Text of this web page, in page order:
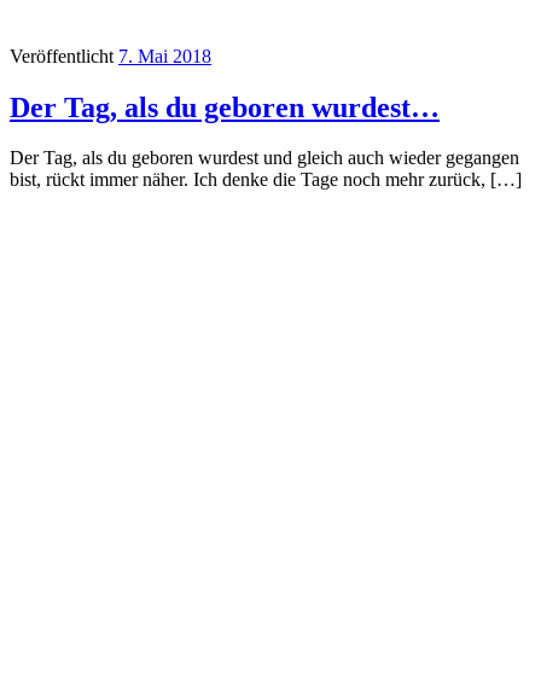
Veröffentlicht 7. Mai 2018
Der Tag, als du geboren wurdest…
Der Tag, als du geboren wurdest und gleich auch wieder gegangen
bist, rückt immer näher. Ich denke die Tage noch mehr zurück, […]